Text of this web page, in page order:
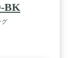
BK
グ